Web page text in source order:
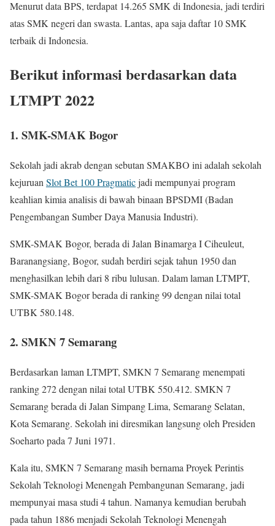
Menurut data BPS, terdapat 14.265 SMK di Indonesia, jadi terdiri
atas SMK negeri dan swasta. Lantas, apa saja daftar 10 SMK
terbaik di Indonesia.
Berikut informasi berdasarkan data
LTMPT 2022
1. SMK-SMAK Bogor
Sekolah jadi akrab dengan sebutan SMAKBO ini adalah sekolah
kejuruan Slot Bet 100 Pragmaticjadi mempunyai program
keahlian kimia analisis di bawah binaan BPSDMI (Badan
Pengembangan Sumber Daya Manusia Industri).
SMK-SMAK Bogor, berada di Jalan Binamarga I Ciheuleut,
Baranangsiang, Bogor, sudah berdiri sejak tahun 1950 dan
menghasilkan lebih dari 8 ribu lulusan. Dalam laman LTMPT,
SMK-SMAK Bogor berada di ranking 99 dengan nilai total
UTBK 580.148.
2. SMKN 7 Semarang
Berdasarkan laman LTMPT, SMKN 7 Semarang menempati
ranking 272 dengan nilai total UTBK 550.412. SMKN 7
Semarang berada di Jalan Simpang Lima, Semarang Selatan,
Kota Semarang. Sekolah ini diresmikan langsung oleh Presiden
Soeharto pada 7 Juni 1971.
Kala itu, SMKN 7 Semarang masih bernama Proyek Perintis
Sekolah Teknologi Menengah Pembangunan Semarang, jadi
mempunyai masa studi 4 tahun. Namanya kemudian berubah
pada tahun 1886 menjadi Sekolah Teknologi Menengah